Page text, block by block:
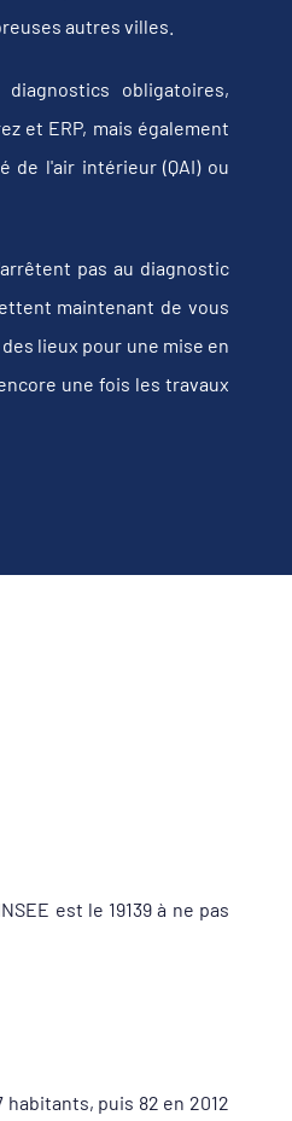
autres villes.
obligatoires,
et ERP, mais également
de l'air intérieur (QAI) ou
pas au diagnostic
maintenant de vous
lieux pour une mise en
une fois les travaux
est le 19139 à ne pas
habitants, puis 82 en 2012